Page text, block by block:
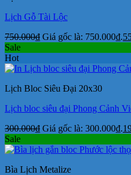
Lịch Gỗ Tài Lộc
750.000₫ Giá gốc là: 750.000₫.
Sale
Hot
Lịch Bloc Siêu Đại 20x30
Lịch bloc siêu đại Phong Cảnh
300.000₫ Giá gốc là: 300.000₫.
Sale
Bìa Lịch Metalize